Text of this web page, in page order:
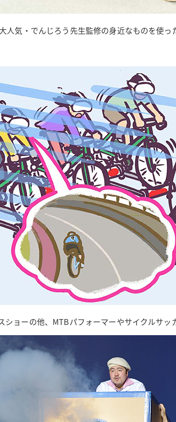
人気・でんじろう先生監修の身近なものを使
ョーの他、MTBパフォーマーやサイクルサッ